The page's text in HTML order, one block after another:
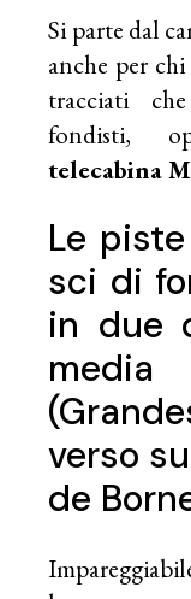
Si parte dal
anche per
tracciati
fondisti,
telecabina
Le
sci di
in due
media
verso
de